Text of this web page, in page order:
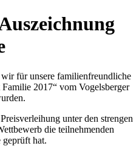
wir für unsere familienfreundliche
2017“ vom Vogelsberger
unter den strengen
die teilnehmenden
hat.